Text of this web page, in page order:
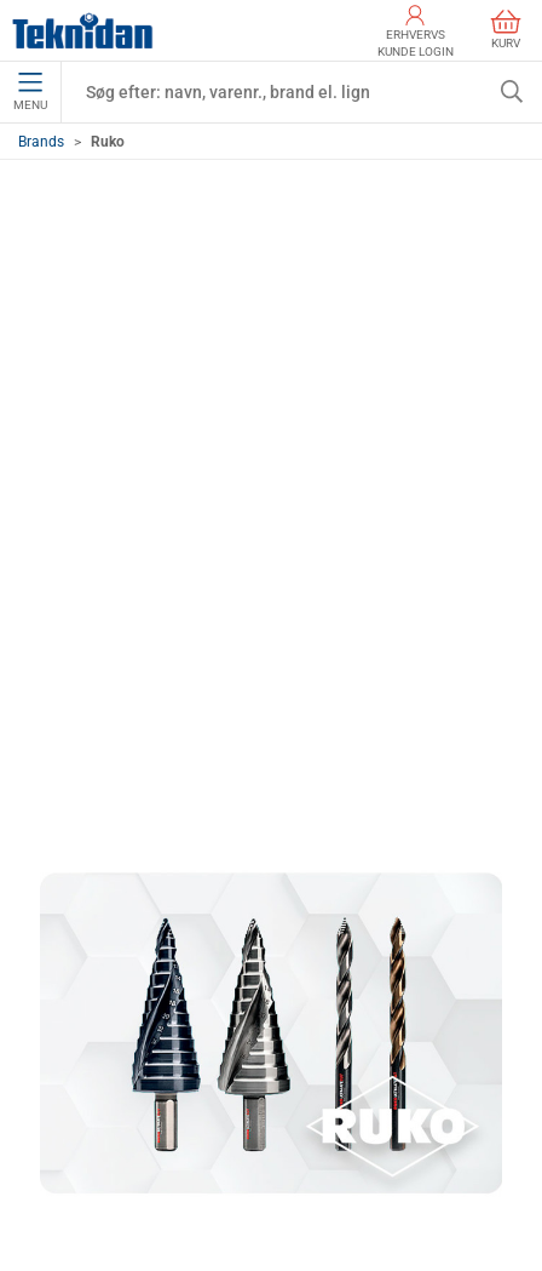
ERHVERVS
KUNDE LOGIN
KURV
MENU
Brands Ruko